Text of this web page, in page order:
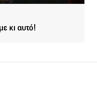
κι αυτό!